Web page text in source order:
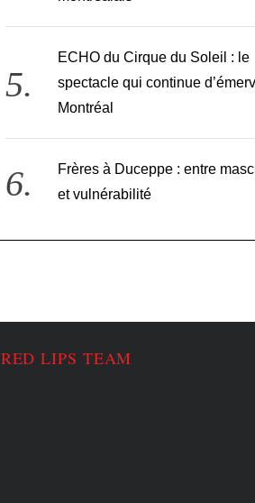
ECHO du Cirque du Soleil : le
spectacle qui continue
Montréal
Frères à Duceppe : entre
et vulnérabilité
RED LIPS TEAM